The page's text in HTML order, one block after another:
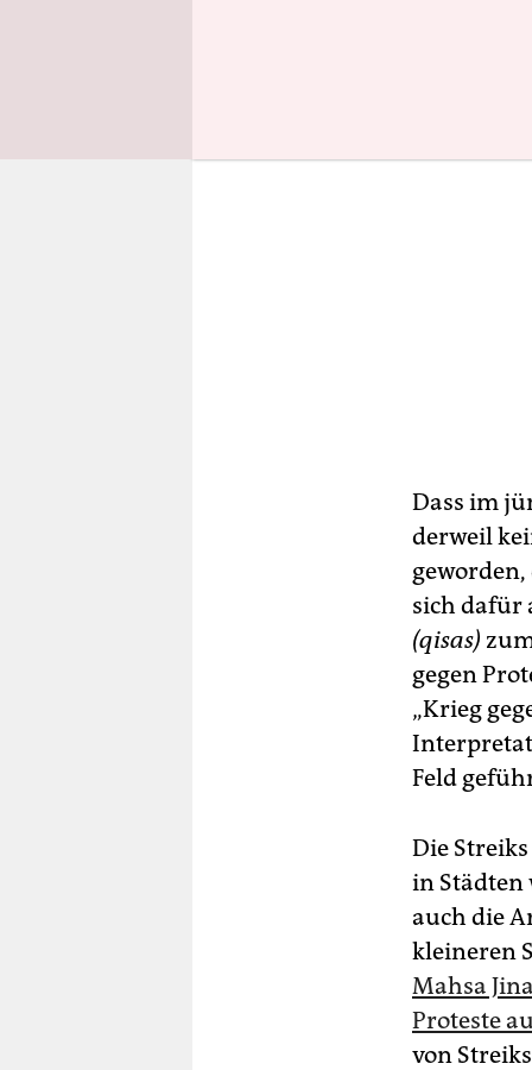
Dass im
derweil
sich dafür
(qisas)
gegen
„Krieg
Feld
Die
in Städten
auch die
kleineren
Mahsa
Proteste
von